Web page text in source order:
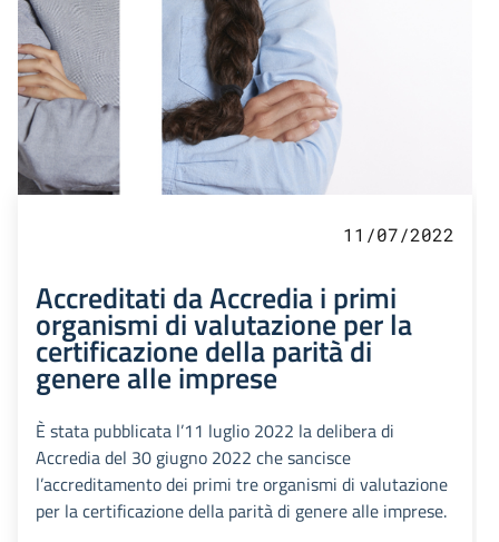
11/07/2022
Accreditati da Accredia i primi
organismi di valutazione per la
certificazione della parità di
genere alle imprese
È stata pubblicata l’11 luglio 2022 la delibera di
Accredia del 30 giugno 2022 che sancisce
l’accreditamento dei primi tre organismi di valutazione
per la certificazione della parità di genere alle imprese.